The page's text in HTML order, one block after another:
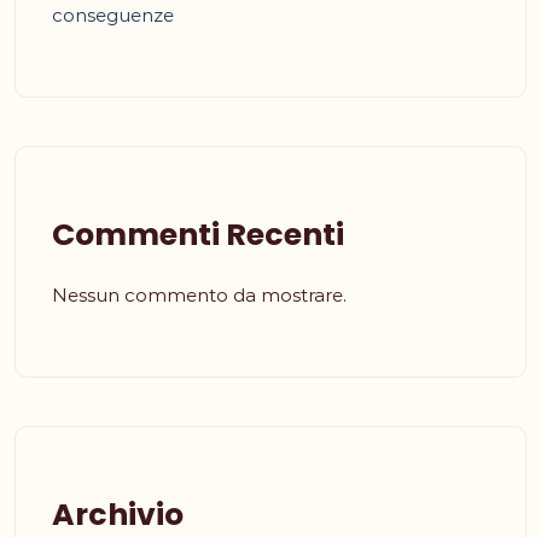
conseguenze
Commenti Recenti
Nessun commento da mostrare.
Archivio